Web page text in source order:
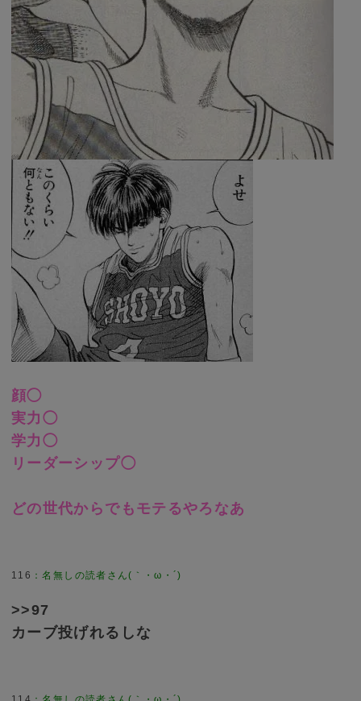
顔◯
実力◯
学力◯
リーダーシップ◯
どの世代からでもモテるやろなあ
116
>>97
カーブ投げれるしな